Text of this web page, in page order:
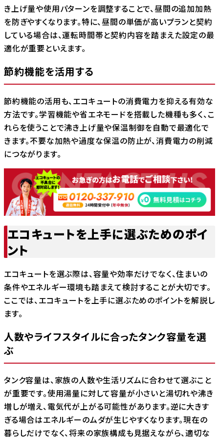
き上げ量や使用パターンを調整することで、昼間の追加加熱
を防ぎやすくなります。特に、昼間の単価が高いプランと契約
している場合は、運転時間帯と契約内容を踏まえた設定の最
適化が重要といえます。
節約機能を活用する
節約機能の活用も、エコキュートの消費電力を抑える有効な
方法です。学習機能や省エネモードを搭載した機種も多く、こ
れらを使うことで沸き上げ量や保温制御を自動で最適化で
きます。不要な加熱や過度な保温の防止が、消費電力の削減
につながります。
エコキュートを上手に選ぶためのポイ
ント
エコキュートを選ぶ際は、容量や効率だけでなく、住まいの
条件やエネルギー環境も踏まえて検討することが大切です。
ここでは、エコキュートを上手に選ぶためのポイントを解説し
ます。
人数やライフスタイルに合ったタンク容量を選
ぶ
タンク容量は、家族の人数や生活リズムに合わせて選ぶこと
が重要です。使用湯量に対して容量が小さいと湯切れや沸き
増しが増え、電気代が上がる可能性があります。逆に大きす
ぎる場合はエネルギーのムダが生じやすくなります。現在の
暮らしだけでなく、将来の家族構成も見据えながら、適切な